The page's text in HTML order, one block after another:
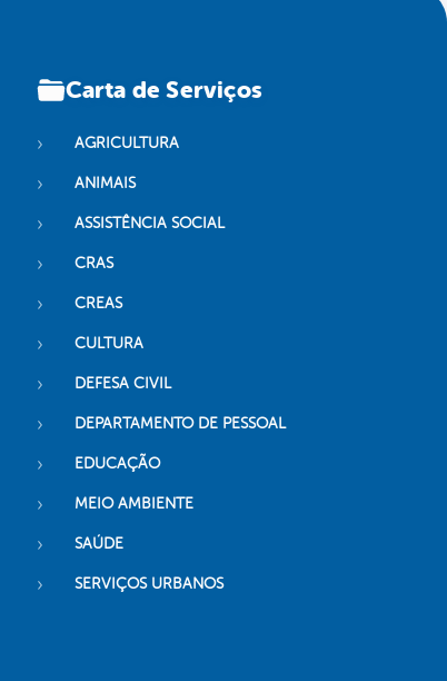
Carta de Serviços
AGRICULTURA
ANIMAIS
ASSISTÊNCIA SOCIAL
CRAS
CREAS
CULTURA
DEFESA CIVIL
DEPARTAMENTO DE PESSOAL
EDUCAÇÃO
MEIO AMBIENTE
SAÚDE
SERVIÇOS URBANOS